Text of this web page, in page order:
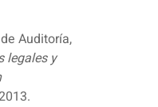
Auditoría,
legales y